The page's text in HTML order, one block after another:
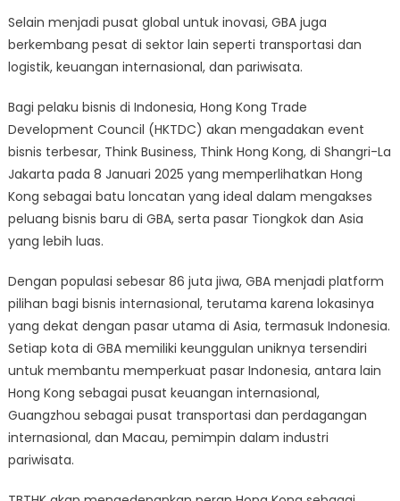
Selain menjadi pusat global untuk inovasi, GBA juga
berkembang pesat di sektor lain seperti transportasi dan
logistik, keuangan internasional, dan pariwisata.
Bagi pelaku bisnis di Indonesia, Hong Kong Trade
Development Council (HKTDC) akan mengadakan event
bisnis terbesar, Think Business, Think Hong Kong, di Shangri-La
Jakarta pada 8 Januari 2025 yang memperlihatkan Hong
Kong sebagai batu loncatan yang ideal dalam mengakses
peluang bisnis baru di GBA, serta pasar Tiongkok dan Asia
yang lebih luas.
Dengan populasi sebesar 86 juta jiwa, GBA menjadi platform
pilihan bagi bisnis internasional, terutama karena lokasinya
yang dekat dengan pasar utama di Asia, termasuk Indonesia.
Setiap kota di GBA memiliki keunggulan uniknya tersendiri
untuk membantu memperkuat pasar Indonesia, antara lain
Hong Kong sebagai pusat keuangan internasional,
Guangzhou sebagai pusat transportasi dan perdagangan
internasional, dan Macau, pemimpin dalam industri
pariwisata.